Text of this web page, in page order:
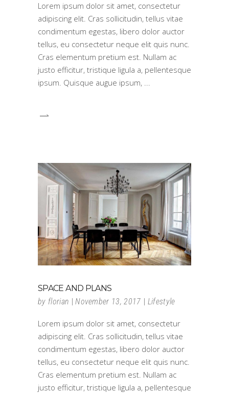
Lorem ipsum dolor sit amet, consectetur
adipiscing elit. Cras sollicitudin, tellus vitae
condimentum egestas, libero dolor auctor
tellus, eu consectetur neque elit quis nunc.
Cras elementum pretium est. Nullam ac
justo efficitur, tristique ligula a, pellentesque
ipsum. Quisque augue ipsum,
SPACE AND PLANS
by florian November 13, 2017 Lifestyle
Lorem ipsum dolor sit amet, consectetur
adipiscing elit. Cras sollicitudin, tellus vitae
condimentum egestas, libero dolor auctor
tellus, eu consectetur neque elit quis nunc.
Cras elementum pretium est. Nullam ac
justo efficitur, tristique ligula a, pellentesque